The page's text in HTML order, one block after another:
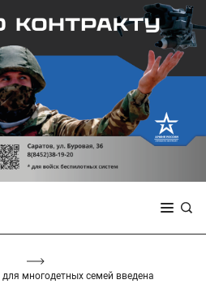
многодетных семей введена